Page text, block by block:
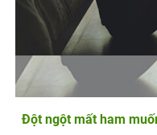
Đột ngột mất ham